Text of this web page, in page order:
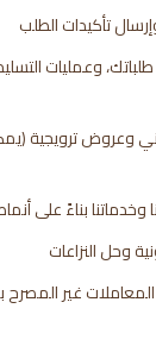
تأكيدات الطلب
وعمليات
وعروض ترويجية
بناءً على
وحل النزاعات
غير المصرح